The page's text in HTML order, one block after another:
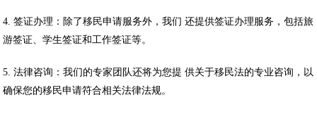
4. 签证办理：除了移民申请服务外，我们 还提供签证办理服务，包括旅
游签证、学生签证和工作签证等。
5. 法律咨询：我们的专家团队还将为您提 供关于移民法的专业咨询，以
确保您的移民申请符合相关法律法规。